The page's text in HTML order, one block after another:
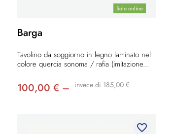
Solo online
Barga
Tavolino da soggiorno in legno laminato nel
colore quercia sonoma / rafia (imitazione...
100,00 € – invece di 185,00 €
favorite_border